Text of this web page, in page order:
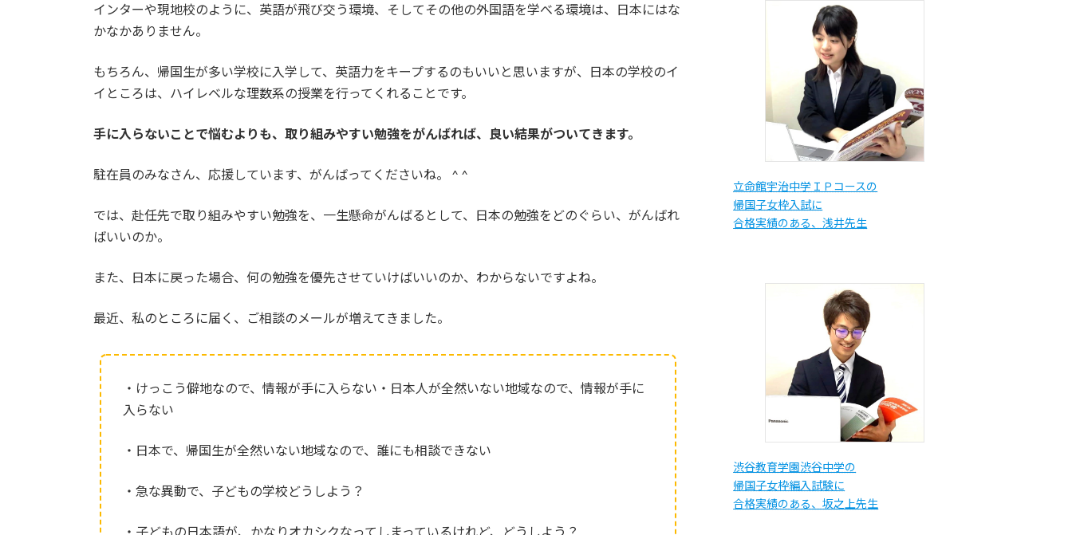
インターや現地校のように、英語が飛び交う環境、そしてその他の外国語を学べる環境は、日本にはな
かなかありません。
もちろん、帰国生が多い学校に入学して、英語力をキープするのもいいと思いますが、日本の学校のイ
イところは、ハイレベルな理数系の授業を行ってくれることです。
手に入らないことで悩むよりも、取り組みやすい勉強をがんばれば、良い結果がついてきます。
駐在員のみなさん、応援しています、がんばってくださいね。 ^ ^
では、赴任先で取り組みやすい勉強を、一生懸命がんばるとして、日本の勉強をどのぐらい、がんばれ
ばいいのか。
また、日本に戻った場合、何の勉強を優先させていけばいいのか、わからないですよね。
最近、私のところに届く、ご相談のメールが増えてきました。
・けっこう僻地なので、情報が手に入らない・日本人が全然いない地域なので、情報が手に
入らない
・日本で、帰国生が全然いない地域なので、誰にも相談できない
・急な異動で、子どもの学校どうしよう？
・子どもの日本語が、かなりオカシクなってしまっているけれど、どうしよう？
立命館宇治中学ＩＰコースの
帰国子女枠入試に
合格実績のある、浅井先生
渋谷教育学園渋谷中学の
帰国子女枠編入試験に
合格実績のある、坂之上先生